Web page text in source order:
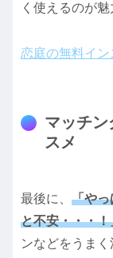
く使えるのが魅
恋庭の無料イン
マッチン
スメ
最後に、 「やっ
と不安・・・！
ンなどをうま